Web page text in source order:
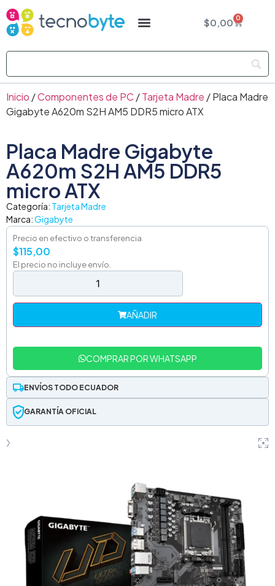
$0,00 0
Inicio /Componentes de PC /Tarjeta Madre / Placa Madre
Gigabyte A620m S2H AM5 DDR5 micro ATX
Placa Madre Gigabyte
A620m S2H AM5 DDR5
micro ATX
Categoría: Tarjeta Madre
Marca:Gigabyte
Precio en efectivo o transferencia
$115,00
El precio no incluye envío.
AÑADIR
COMPRAR POR WHATSAPP
ENVÍOS TODO ECUADOR
GARANTÍA OFICIAL